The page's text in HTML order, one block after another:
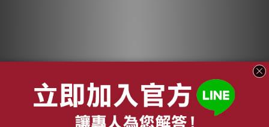
BOSCH 60cm 4系列
全嵌式洗碗機 水量自
動偵測
NT$42,500
NT$47,800
BOSCH博世 8系列 嵌
入式蒸烤爐
HSG7584B1
NT$142,000
NT$152,000